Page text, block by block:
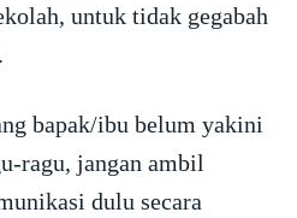
untuk tidak gegabah
bapak/ibu belum yakini
ragu, jangan ambil
dulu secara